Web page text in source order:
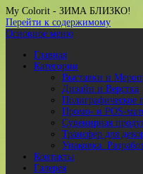
My Colorit - ЗИМА БЛИЗКО!
Перейти к содержимому
Основное меню
Главная
Категории
Выставки и
Дизайн и Верстка
Полиграфическое
Промо- и POS-
Сувенирная
Трансфер для
Упаковка.
Контакты
Галерея